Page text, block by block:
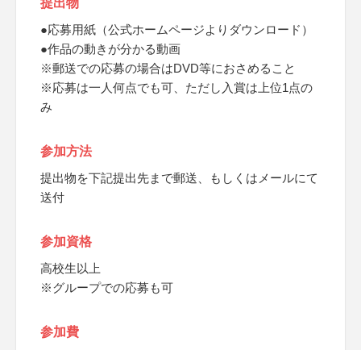
提出物
●応募用紙（公式ホームページよりダウンロード）
●作品の動きが分かる動画
※郵送での応募の場合はDVD等におさめること
※応募は一人何点でも可、ただし入賞は上位1点の
み
参加方法
提出物を下記提出先まで郵送、もしくはメールにて
送付
参加資格
高校生以上
※グループでの応募も可
参加費